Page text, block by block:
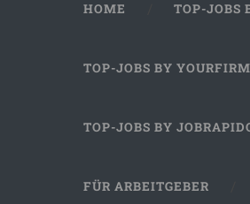
HOME TOP-JOBS
TOP-JOBS BY YOURFIRM
TOP-JOBS BY
FÜR ARBEITGEBER